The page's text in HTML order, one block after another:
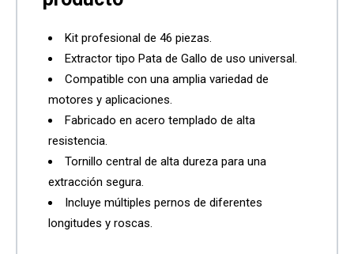
Kit profesional de 46 piezas.
Extractor tipo Pata de Gallo de uso universal.
Compatible con una amplia variedad de
motores y aplicaciones.
Fabricado en acero templado de alta
resistencia.
Tornillo central de alta dureza para una
extracción segura.
Incluye múltiples pernos de diferentes
longitudes y roscas.